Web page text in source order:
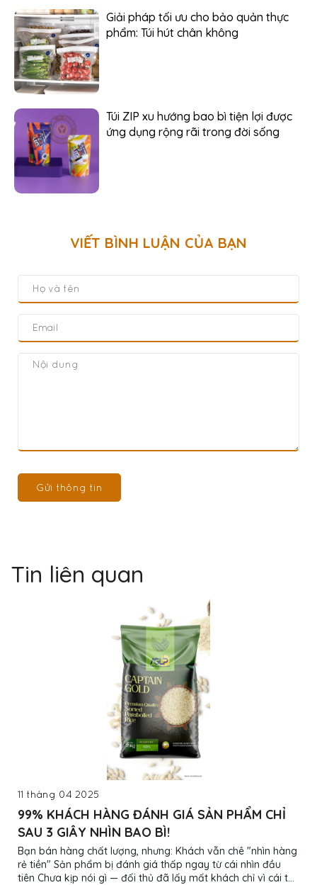
Giải pháp tối ưu cho bảo quản thực
phẩm: Túi hút chân không
Túi ZIP xu hướng bao bì tiện lợi được
ứng dụng rộng rãi trong đời sống
VIẾT BÌNH LUẬN CỦA BẠN
Gửi thông tin
Tin liên quan
11 tháng 04 2025
99% KHÁCH HÀNG ĐÁNH GIÁ SẢN PHẨM CHỈ
SAU 3 GIÂY NHÌN BAO BÌ!
Bạn bán hàng chất lượng, nhưng: Khách vẫn chê "nhìn hàng
rẻ tiền" Sản phẩm bị đánh giá thấp ngay từ cái nhìn đầu
tiên Chưa kịp nói gì — đối thủ đã lấy mất khách chỉ vì cái túi